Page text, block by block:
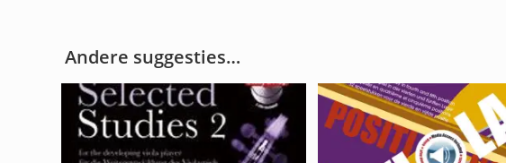
Andere suggesties…